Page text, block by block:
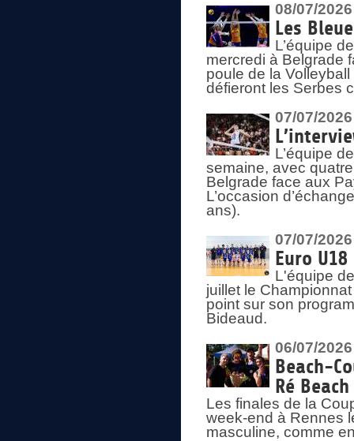
08/07/2026
Les
L’équipe
mercredi à Belgrade
poule de la
défieront les Serbes
07/07/2026
L’équipe
semaine, avec
Belgrade face aux
L’occasion
ans).
07/07/2026
Euro
L'équipe
juillet le
point sur son
Bideaud.
06/07/2026
Beach-
Ré
Les finales de la
week-end à Rennes
masculine, comme